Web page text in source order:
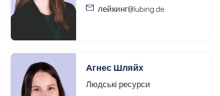
лейкинг@lubing.de
Агнес Шляйх
Людські ресурси